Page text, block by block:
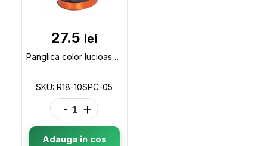
27.5 lei
Panglica color lucioasa Maxi 1.8/9.15 m, oranj R18-10SPC-05
SKU: R18-10SPC-05
- +
Adauga in cos